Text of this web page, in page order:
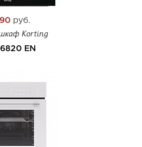
руб.
Korting
EN